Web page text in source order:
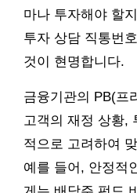
마나 투자해야 할
투자 상담 직통번
것이 현명합니다.
금융기관의 PB(프
고객의 재정 상황,
적으로 고려하여
예를 들어, 안정적